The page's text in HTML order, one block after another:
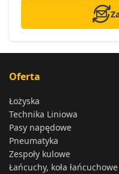
Oferta
Łożyska
Technika Liniowa
Pasy napędowe
Pneumatyka
Zespoły kulowe
Łańcuchy, koła łańcuchowe